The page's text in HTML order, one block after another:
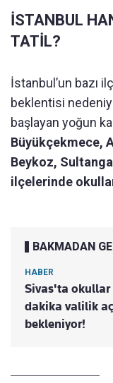
İSTANBUL
TATİL?
İstanbul’un bazı
beklentisi
başlayan yoğun
Büyükçekmece,
Beykoz,
ilçelerinde
BAKMADAN
HABER
Sivas'ta
dakika valilik
bekleniyor!